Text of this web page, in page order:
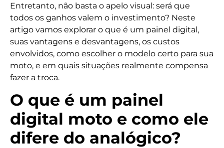
Entretanto, não basta o apelo visual: será que
todos os ganhos valem o investimento? Neste
artigo vamos explorar o que é um painel digital,
suas vantagens e desvantagens, os custos
envolvidos, como escolher o modelo certo para sua
moto, e em quais situações realmente compensa
fazer a troca.
O que é um painel
digital moto e como ele
difere do analógico?